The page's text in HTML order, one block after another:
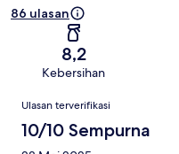
86 ulasan
8,2
Kebersihan
Ulasan
Ulasan terverifikasi
10/10 Sempurna